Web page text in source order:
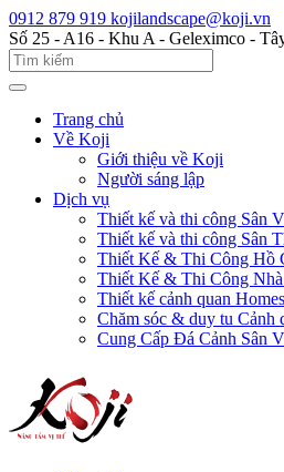
0912 879 919 kojilandscape@koji.vn
Số 25 - A16 - Khu A - Geleximco -
Trang chủ
Về Koji
Giới thiệu về Koji
Người sáng lập
Dịch vụ
Thiết kế và thi công Sân
Thiết kế và thi công Sân
Thiết Kế & Thi Công Hồ
Thiết Kế & Thi Công
Thiết kế cảnh quan
Chăm sóc & duy tu Cảnh
Cung Cấp Đá Cảnh Sân